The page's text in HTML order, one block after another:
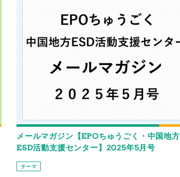
メールマガジン【EPOちゅうごく・中国地方
ESD活動支援センター】2025年5月号
テーマ